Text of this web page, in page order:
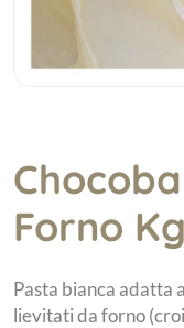
Forno
Pasta bianca
lievitati da forno